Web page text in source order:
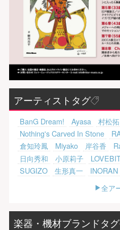
アーティストタグ
BanG Dream! Ayasa
村松拓
Nothing's Carved In Stone
倉知玲鳳
Miyako 岸谷香
日向秀和
小原莉子
SUGIZO
生形真一 INORAN
全ア
楽器・機材ブランドタグ